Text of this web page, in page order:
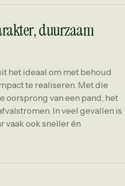
duurzaam
het ideaal om met behoud
te realiseren. Met die
oorsprong van een pand, het
In veel gevallen is
vaak ook sneller én